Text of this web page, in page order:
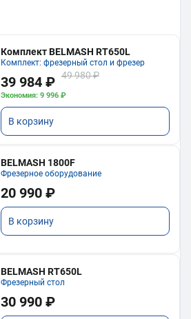
Комплект BELMASH RT650L
Комплект: фрезерный стол и фрезер
39 984 ₽ 49 980 ₽
Экономия: 9 996 ₽
В корзину
BELMASH 1800F
Фрезерное оборудование
20 990 ₽
В корзину
BELMASH RT650L
Фрезерный стол
30 990 ₽